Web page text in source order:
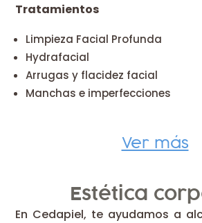
Tratamientos
Limpieza Facial Profunda
Hydrafacial
Arrugas y flacidez facial
Manchas e imperfecciones
Ver más
Estética
En Cedapiel, te ayudamos a